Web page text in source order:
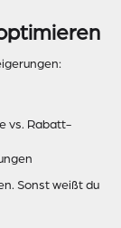
vs. Rabatt-
Sonst weißt du